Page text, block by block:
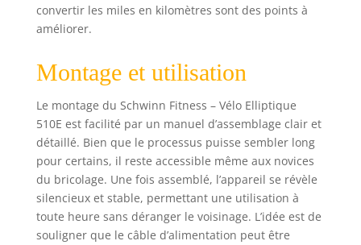
convertir les miles en kilomètres sont des points à
améliorer.
Montage et utilisation
Le montage du Schwinn Fitness – Vélo Elliptique
510E est facilité par un manuel d’assemblage clair et
détaillé. Bien que le processus puisse sembler long
pour certains, il reste accessible même aux novices
du bricolage. Une fois assemblé, l’appareil se révèle
silencieux et stable, permettant une utilisation à
toute heure sans déranger le voisinage. L’idée est de
souligner que le câble d’alimentation peut être